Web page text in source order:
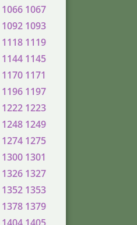
1066 1067
1092 1093
1118 1119
1144 1145
1170 1171
1196 1197
1222 1223
1248 1249
1274 1275
1300 1301
1326 1327
1352 1353
1378 1379